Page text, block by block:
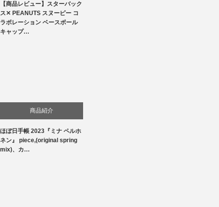
【商品レビュー】スターバック
ス✕ PEANUTS スヌーピー コ
ラボレーション ベースボール
キャップ…
商品紹介
生活
ほぼ日手帳 2023『ミナ ペルホ
ネン』 piece,(original spring
mix)、カ…